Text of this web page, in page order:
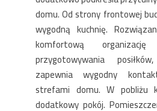
domu. Od strony frontowej
wygodną kuchnię.
komfortową
przygotowywania
zapewnia wygodny
strefami domu. W pobliżu
dodatkowy pokój.